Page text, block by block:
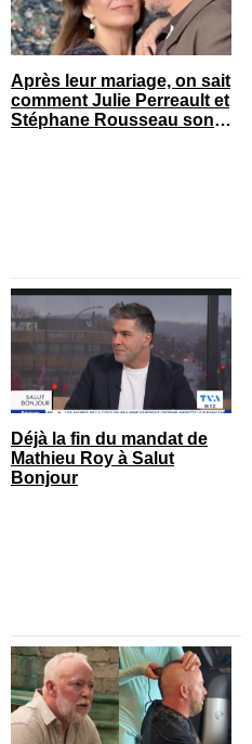
Après leur mariage, on sait
comment Julie Perreault et
Stéphane Rousseau sont
Déjà la fin du mandat de
Mathieu Roy à Salut
Bonjour